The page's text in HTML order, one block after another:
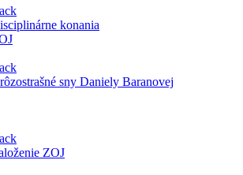
konania
sny Daniely Baranovej
ZOJ